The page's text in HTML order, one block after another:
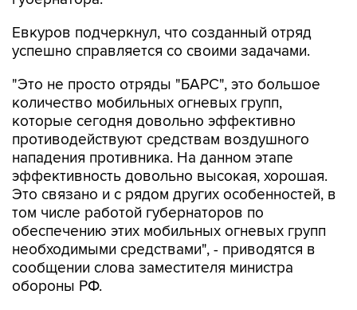
Евкуров подчеркнул, что созданный отряд
успешно справляется со своими задачами.
"Это не просто отряды "БАРС", это большое
количество мобильных огневых групп,
которые сегодня довольно эффективно
противодействуют средствам воздушного
нападения противника. На данном этапе
эффективность довольно высокая, хорошая.
Это связано и с рядом других особенностей, в
том числе работой губернаторов по
обеспечению этих мобильных огневых групп
необходимыми средствами", - приводятся в
сообщении слова заместителя министра
обороны РФ.